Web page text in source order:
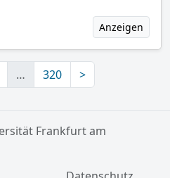
Anzeigen
… 320 >
Frankfurt am